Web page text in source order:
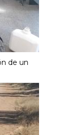
de un